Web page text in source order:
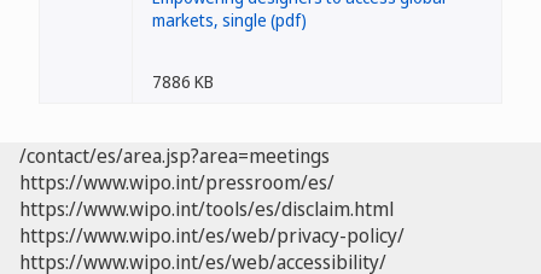
7886 KB
/contact/es/area.jsp?area=meetings
https://www.wipo.int/pressroom/es/
https://www.wipo.int/tools/es/disclaim.html
https://www.wipo.int/es/web/privacy-policy/
https://www.wipo.int/es/web/accessibility/